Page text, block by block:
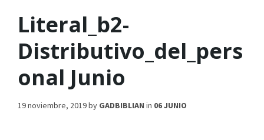
Literal_b2-
Distributivo_del_pers
onal Junio
19 noviembre, 2019by GADBIBLIAN in 06 JUNIO